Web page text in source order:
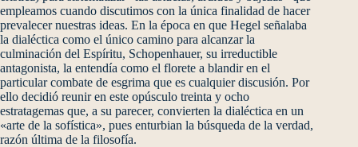
empleamos cuando discutimos con la única finalidad de hacer
prevalecer nuestras ideas. En la época en que Hegel señalaba
la dialéctica como el único camino para alcanzar la
culminación del Espíritu, Schopenhauer, su irreductible
antagonista, la entendía como el florete a blandir en el
particular combate de esgrima que es cualquier discusión. Por
ello decidió reunir en este opúsculo treinta y ocho
estratagemas que, a su parecer, convierten la dialéctica en un
«arte de la sofística», pues enturbian la búsqueda de la verdad,
razón última de la filosofía.